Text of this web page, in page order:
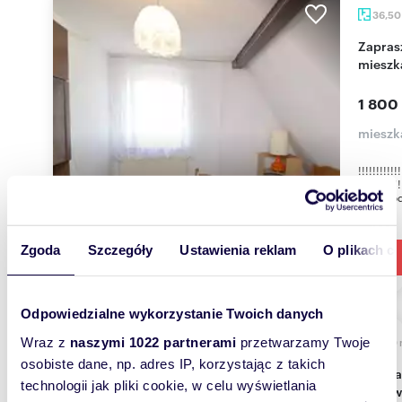
Zgoda Szczegóły Ustawienia reklam O plikach
Odpowiedzialne wykorzystanie Twoich danych
Wraz z naszymi 1022 partnerami przetwarzamy Twoje
osobiste dane, np. adres IP, korzystając z takich
technologii jak pliki cookie, w celu wyświetlania
36,50
Zapraszam do umeblowanego 2-pokojowego
1 800
!!!!!!!!!!!!
2100